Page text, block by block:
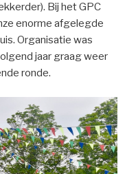
Bij het GPC
enorme afgelegde
Organisatie was
jaar graag weer
ronde.